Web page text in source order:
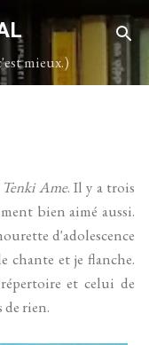
mieux.)
Tenki Ame. Il y a trois
bien aimé aussi.
d'adolescence
chante et je flanche.
et celui de
rien.